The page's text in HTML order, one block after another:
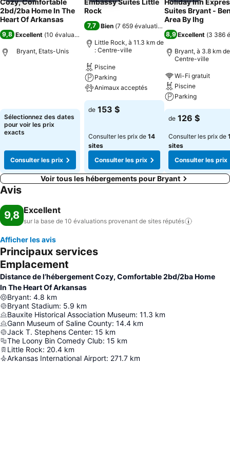
Cozy, Comfortable
2bd/2ba Home In The
Heart Of Arkansas
9,8 Excellent (10 évaluations
Bryant, Etats-Unis
Sélectionnez des dates
pour voir les prix
exacts
Consulter les prix
Embassy Suites Little
Rock
7,7 Bien (7 659 évaluations
Little Rock, à 11.3 km de
: Centre-ville
Piscine
Parking
Animaux acceptés
de 153 $
Consulter les prix de 14
sites
Consulter les prix
Holiday Inn
Suites Bryant -
Area By Ihg
8,9 Excellent (3 386
Bryant, à 3.8 km
Centre-ville
Wi-Fi gratuit
Piscine
Parking
de 126 $
Consulter les prix de
sites
Consulter les prix
Voir tous les hébergements pour Bryant
Avis
9,8 Excellent
sur la base de 10 évaluations provenant de sites réputés
Afficher les avis
Principaux services
Emplacement
Distance de l’hébergement Cozy, Comfortable 2bd/2ba Home
In The Heart Of Arkansas
Bryant: 4.8 km
Bryant Stadium: 5.9 km
Bauxite Historical Association Museum: 11.3 km
Gann Museum of Saline County: 14.4 km
Jack T. Stephens Center: 15 km
The Loony Bin Comedy Club: 15 km
Little Rock: 20.4 km
Arkansas International Airport: 271.7 km